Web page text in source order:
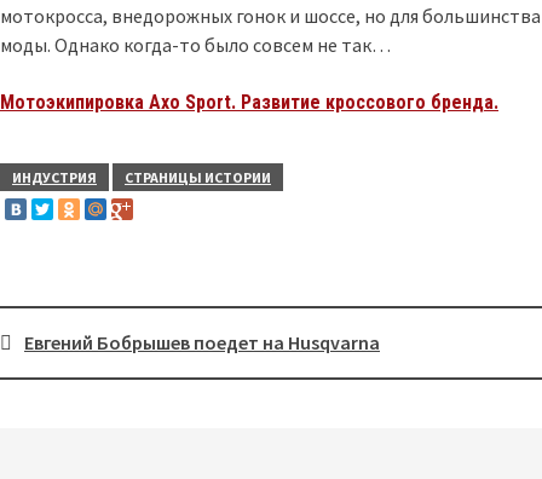
мотокросса, внедорожных гонок и шоссе, но для
моды. Однако когда-то было совсем не так…
Мотоэкипировка Axo Sport. Развитие кроссового бренда.
ИНДУСТРИЯ СТРАНИЦЫ ИСТОРИИ
Post
Евгений Бобрышев поедет на Husqvarna